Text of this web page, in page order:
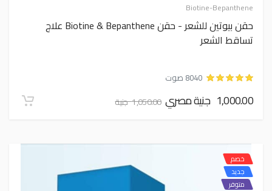
Biotine-Bepanthene
حقن بيوتين للشعر - حقن Biotine & Bepanthene علاج
تساقط الشعر
8040 صوت
1,000.00 جنية مصري 1,050.00 جنية
خصم
جديد
متوفر